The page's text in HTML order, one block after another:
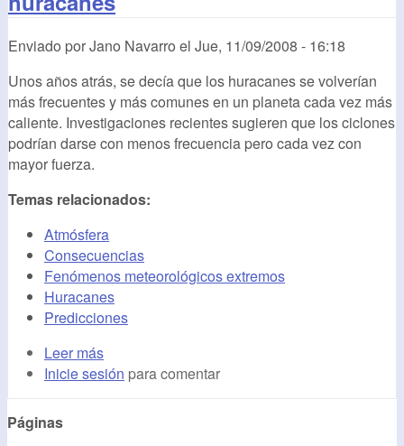
Enviado porJano Navarro el Jue, 11/09/2008 - 16:18
Unos años atrás, se decía que los huracanes se volverían
más frecuentes y más comunes en un planeta cada vez más
caliente. Investigaciones recientes sugieren que los ciclones
podrían darse con menos frecuencia pero cada vez con
mayor fuerza.
Temas relacionados:
Atmósfera
Consecuencias
Fenómenos meteorológicos extremos
Huracanes
Predicciones
Leer más
Inicie sesión para comentar
Páginas